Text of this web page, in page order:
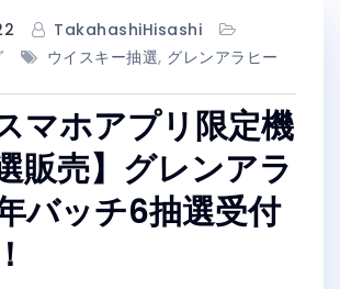
TakahashiHisashi
ウイスキー抽選, グレンアラヒー
マホアプリ限定機
販売】グレンアラ
バッチ6抽選受付